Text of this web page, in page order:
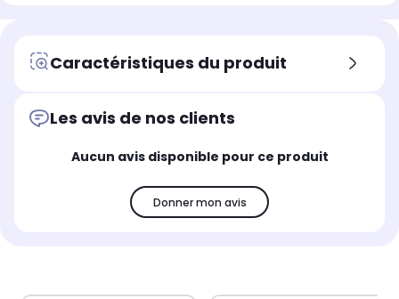
Caractéristiques du produit
Les avis de nos clients
Aucun avis disponible pour ce produit
Donner mon avis